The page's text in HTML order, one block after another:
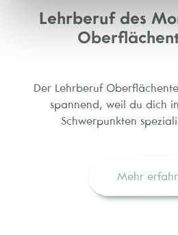
Lehrberuf des
Der Lehrberuf
spannend, weil du dich
Schwerpunkten
Mehr